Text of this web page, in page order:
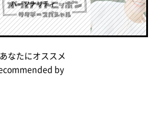
なたにオススメ
by